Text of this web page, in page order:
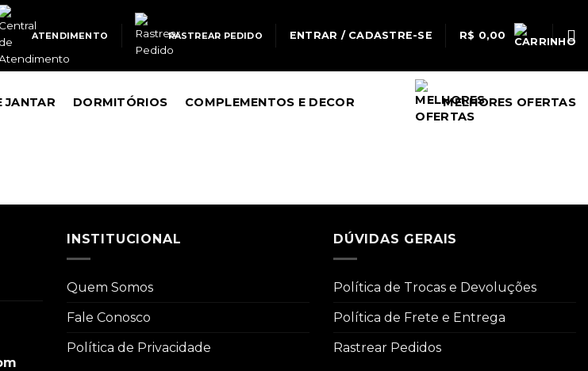
ATENDIMENTO RASTREAR PEDIDO ENTRAR / CADASTRE-SE R$ 0,00
JANTAR DORMITÓRIOS COMPLEMENTOS E DECOR MELHORES OFERTAS
INSTITUCIONAL
Quem Somos
Fale Conosco
Política de Privacidade
DÚVIDAS GERAIS
Política de Trocas e Devoluções
Política de Frete e Entrega
Rastrear Pedidos